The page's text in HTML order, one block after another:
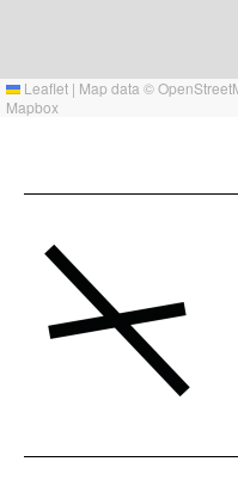
Leaflet | Map data ©
Mapbox